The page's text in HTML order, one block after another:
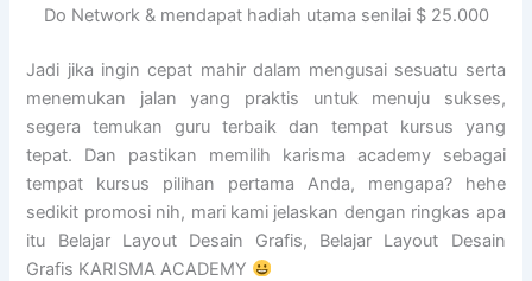
Do Network & mendapat hadiah utama senilai $ 25.000
Jadi jika ingin cepat mahir dalam mengusai sesuatu serta
menemukan jalan yang praktis untuk menuju sukses,
segera temukan guru terbaik dan tempat kursus yang
tepat. Dan pastikan memilih karisma academy sebagai
tempat kursus pilihan pertama Anda, mengapa? hehe
sedikit promosi nih, mari kami jelaskan dengan ringkas apa
itu Belajar Layout Desain Grafis, Belajar Layout Desain
Grafis KARISMA ACADEMY